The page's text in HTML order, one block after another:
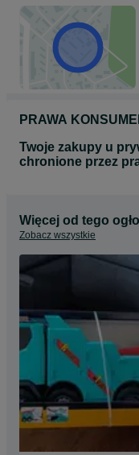
PRAWA
Twoje zakupy u
chronione przez
Więcej od tego
Zobacz wszystkie